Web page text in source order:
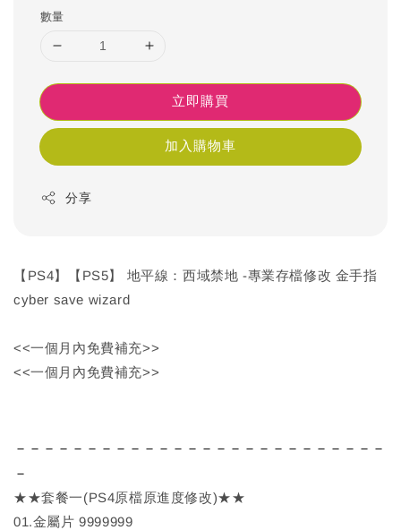
數量
立即購買
加入購物車
分享
【PS4】【PS5】 地平線：西域禁地 -專業存檔修改 金手指
cyber save wizard
<<一個月內免費補充>>
<<一個月內免費補充>>
－－－－－－－－－－－－－－－－－－－－－－－－－－
－
★★套餐一(PS4原檔原進度修改)★★
01.金屬片 9999999